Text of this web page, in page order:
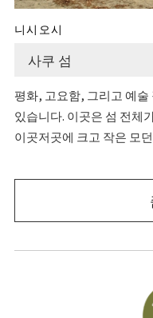
니시오시
사쿠 섬
평화, 고요함, 그리고 예
있습니다. 이곳은 섬 전체
이곳저곳에 크고 작은 모